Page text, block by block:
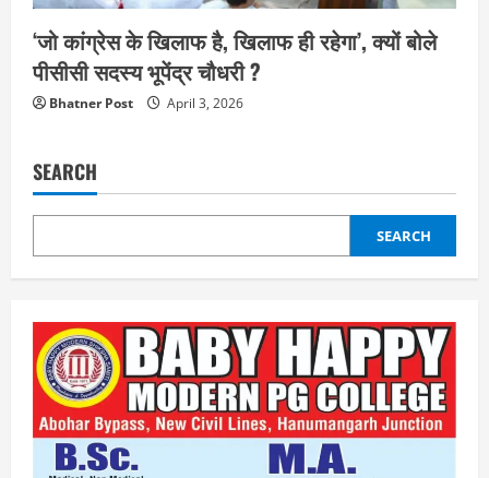
‘जो कांग्रेस के खिलाफ है, खिलाफ ही रहेगा’, क्यों बोले
पीसीसी सदस्य भूपेंद्र चौधरी ?
Bhatner Post April 3, 2026
SEARCH
SEARCH